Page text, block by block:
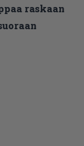
raskaan